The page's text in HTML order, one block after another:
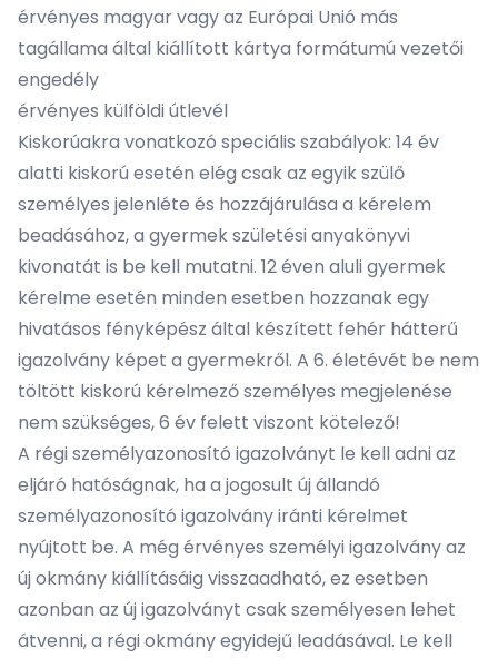
érvényes magyar vagy az Európai Unió más
tagállama által kiállított kártya formátumú vezetői
engedély
érvényes külföldi útlevél
Kiskorúakra vonatkozó speciális szabályok: 14 év
alatti kiskorú esetén elég csak az egyik szülő
személyes jelenléte és hozzájárulása a kérelem
beadásához, a gyermek születési anyakönyvi
kivonatát is be kell mutatni. 12 éven aluli gyermek
kérelme esetén minden esetben hozzanak egy
hivatásos fényképész által készített fehér hátterű
igazolvány képet a gyermekről. A 6. életévét be nem
töltött kiskorú kérelmező személyes megjelenése
nem szükséges, 6 év felett viszont kötelező!
A régi személyazonosító igazolványt le kell adni az
eljáró hatóságnak, ha a jogosult új állandó
személyazonosító igazolvány iránti kérelmet
nyújtott be. A még érvényes személyi igazolvány az
új okmány kiállításáig visszaadható, ez esetben
azonban az új igazolványt csak személyesen lehet
átvenni, a régi okmány egyidejű leadásával. Le kell